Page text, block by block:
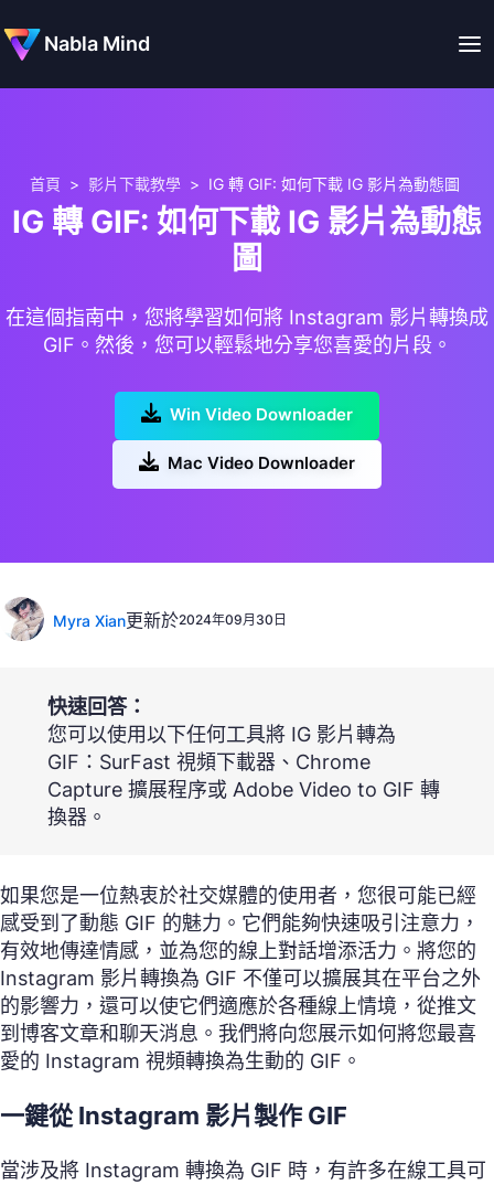
Nabla Mind
首頁 > 影片下載教學 > IG 轉 GIF: 如何下載 IG 影片為動態圖
IG 轉 GIF: 如何下載 IG 影片為動態
圖
在這個指南中，您將學習如何將 Instagram 影片轉換成
GIF。然後，您可以輕鬆地分享您喜愛的片段。
Win Video Downloader
Mac Video Downloader
Myra Xian更新於2024年09月30日
快速回答：
您可以使用以下任何工具將 IG 影片轉為
GIF：SurFast 視頻下載器、Chrome
Capture 擴展程序或 Adobe Video to GIF 轉
換器。
如果您是一位熱衷於社交媒體的使用者，您很可能已經
感受到了動態 GIF 的魅力。它們能夠快速吸引注意力，
有效地傳達情感，並為您的線上對話增添活力。將您的
Instagram 影片轉換為 GIF 不僅可以擴展其在平台之外
的影響力，還可以使它們適應於各種線上情境，從推文
到博客文章和聊天消息。我們將向您展示如何將您最喜
愛的 Instagram 視頻轉換為生動的 GIF。
一鍵從 Instagram 影片製作 GIF
當涉及將 Instagram 轉換為 GIF 時，有許多在線工具可